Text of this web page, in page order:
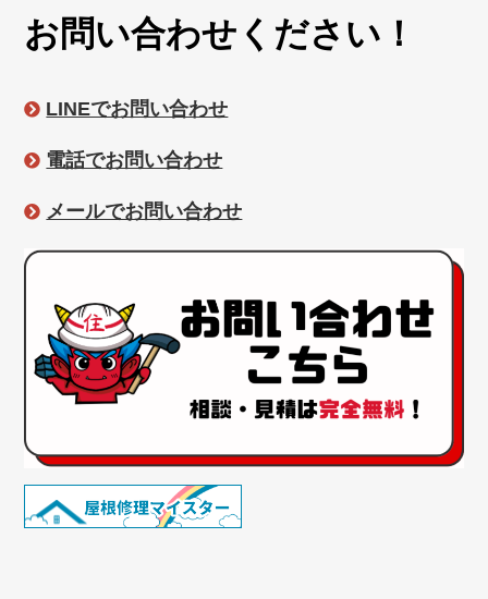
お問い合わせください！
LINEでお問い合わせ
電話でお問い合わせ
メールでお問い合わせ